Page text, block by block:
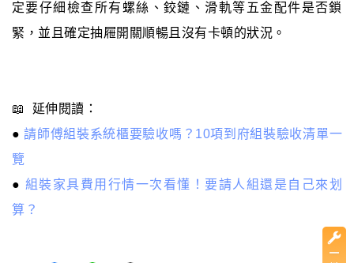
定要仔細檢查所有螺絲、鉸鏈、滑軌等五金配件是否鎖
緊，並且確定抽屜開關順暢且沒有卡頓的狀況。
📖 延伸閱讀：
●請師傅組裝系統櫃要驗收嗎？10項到府組裝驗收清單一
覽
● 組裝家具費用行情一次看懂！要請人組還是自己來划
算？